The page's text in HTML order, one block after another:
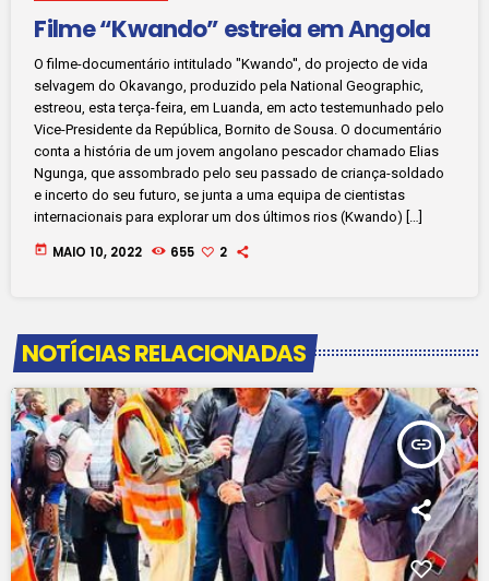
Filme “Kwando” estreia em Angola
O filme-documentário intitulado "Kwando'', do projecto de vida
selvagem do Okavango, produzido pela National Geographic,
estreou, esta terça-feira, em Luanda, em acto testemunhado pelo
Vice-Presidente da República, Bornito de Sousa. O documentário
conta a história de um jovem angolano pescador chamado Elias
Ngunga, que assombrado pelo seu passado de criança-soldado
e incerto do seu futuro, se junta a uma equipa de cientistas
internacionais para explorar um dos últimos rios (Kwando) […]
today MAIO 10, 2022 655 2
NOTÍCIAS RELACIONADAS
insert_link